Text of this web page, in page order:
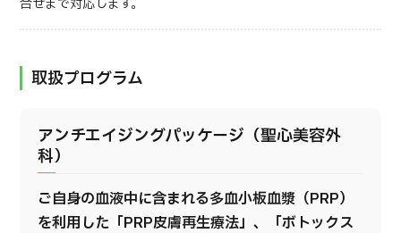
合せまで対応します。
取扱プログラム
アンチエイジングパッケージ（聖心美容外
科）
ご自身の血液中に含まれる多血小板血漿（PRP）
を利用した「PRP皮膚再生療法」、「ボトックス